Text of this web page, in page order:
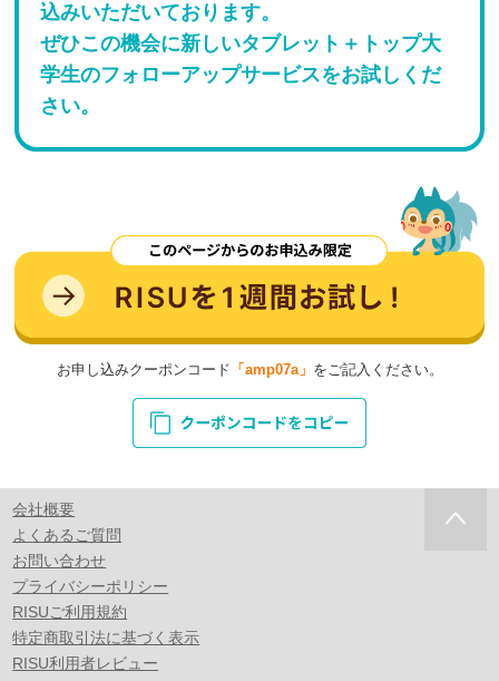
込みいただいております。
ぜひこの機会に新しいタブレット＋トップ大
学生のフォローアップサービスをお試しくだ
さい。
お申し込みクーポンコード 「amp07a」 をご記入ください。
会社概要
よくあるご質問
お問い合わせ
プライバシーポリシー
RISUご利用規約
特定商取引法に基づく表示
RISU利用者レビュー